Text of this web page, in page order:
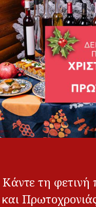
Κάντε τη φετινή
και